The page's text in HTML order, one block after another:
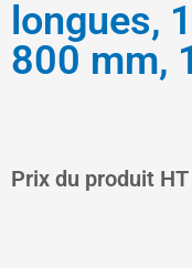
longues,
800 mm,
Prix du produit
Le